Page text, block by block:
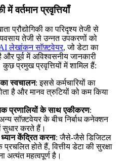
में वर्तमान प्रवृत्तियाँ
प्रौद्योगिकी का परिदृश्य तेजी से
तेजी से उन्नत उपकरणों को
लेखांकन सॉफ़्टवेयर, जो डेटा का
पूर्व में अविश्वसनीय जानकारी
प्रमुख प्रवृत्तियों में शामिल हैं:
का स्वचालन: इससे कर्मचारियों का
है और मानव त्रुटियों को कम किया
प्रणालियों के साथ एकीकरण:
सॉफ़्टवेयर के बीच निर्बाध कनेक्शन
सुधार करते हैं।
ध्यान केंद्रित करना: जैसे-जैसे डिजिटल
होते हैं, वित्तीय डेटा की सुरक्षा
अत्यंत महत्वपूर्ण है।